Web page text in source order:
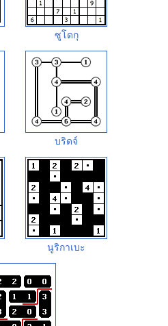
ซูโดกุ
บริดจ์
นูริกาเบะ